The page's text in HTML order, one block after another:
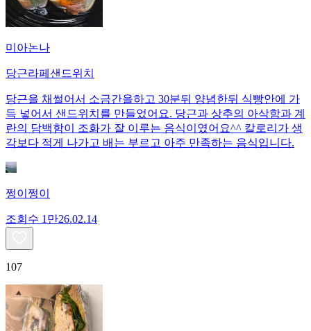
미아논나
당근라페샌드위치
당근을 채썰어서 소금간을하고 30분뒤 양념한뒤 식빵안에 가
득 넣어서 샌드위치를 만들었어요. 당근과 상추의 아삭함과 계
란의 담백함이 조화가 잘 이루는 음식이였어요^^ 칼로리가 생
각보다 적게 나가고 배는 부르고 아주 만족하는 음식입니다.
쩡이쩡이
조회수 1만26.02.14
107